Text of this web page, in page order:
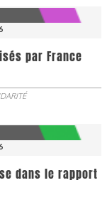
par France
dans le rapport